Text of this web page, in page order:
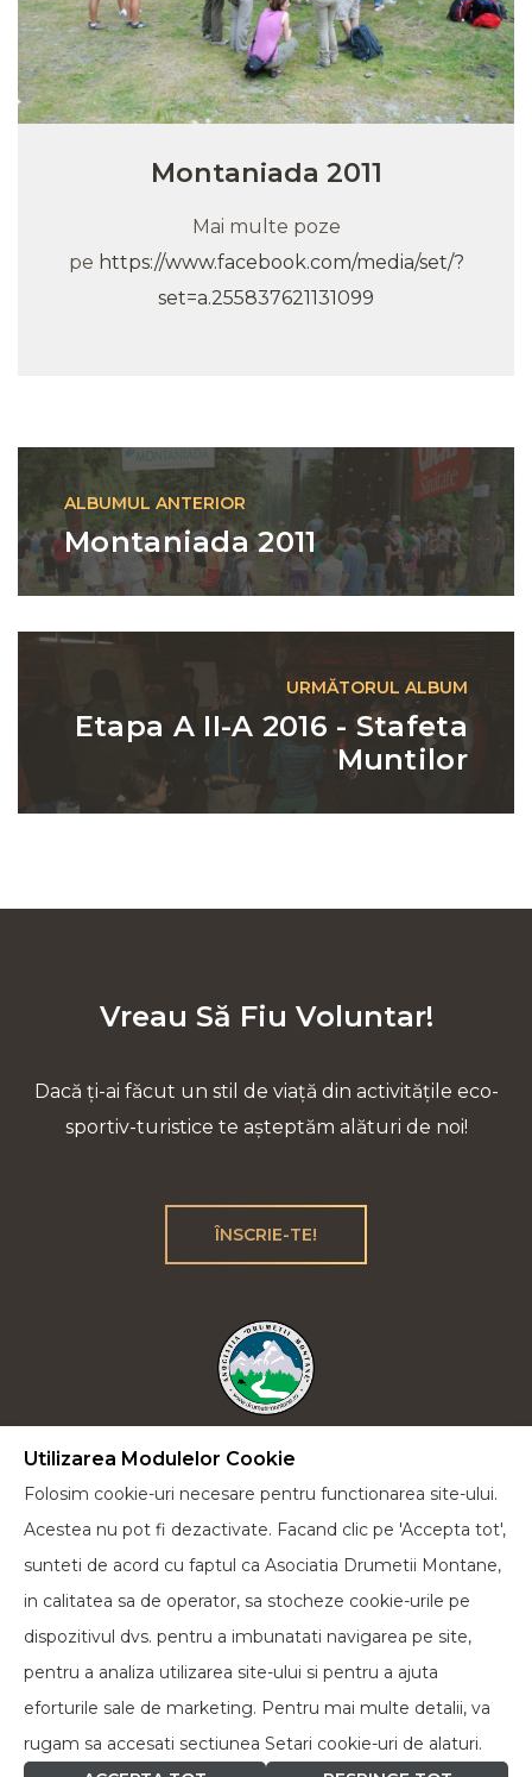
Montaniada 2011
Mai multe poze
pe https://www.facebook.com/media/set/?
set=a.255837621131099
Navigare
anterior
ALBUMUL ANTERIOR
Montaniada 2011
următor
URMĂTORUL ALBUM
Etapa A II-A 2016 - Stafeta
Muntilor
Vreau Să Fiu Voluntar!
Dacă ți-ai făcut un stil de viață din activitățile eco-
sportiv-turistice te așteptăm alături de noi!
ÎNSCRIE-TE!
Plecăm la drum lung cu încrederea că vom reuși
să-i educăm pe cei de lângă noi într-un spirit verde
și cu dorința de a face cât mai multe acțiuni pentru
a proteja natura în toate formele sale.
Facebook
Utilizarea Modulelor Cookie
Folosim cookie-uri necesare pentru functionarea site-ului.
Acestea nu pot fi dezactivate. Facand clic pe 'Accepta tot',
sunteti de acord cu faptul ca Asociatia Drumetii Montane,
in calitatea sa de operator, sa stocheze cookie-urile pe
dispozitivul dvs. pentru a imbunatati navigarea pe site,
pentru a analiza utilizarea site-ului si pentru a ajuta
eforturile sale de marketing. Pentru mai multe detalii, va
rugam sa accesati sectiunea Setari cookie-uri de alaturi.